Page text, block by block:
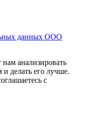
данных ООО
анализировать
и делать его лучше.
с